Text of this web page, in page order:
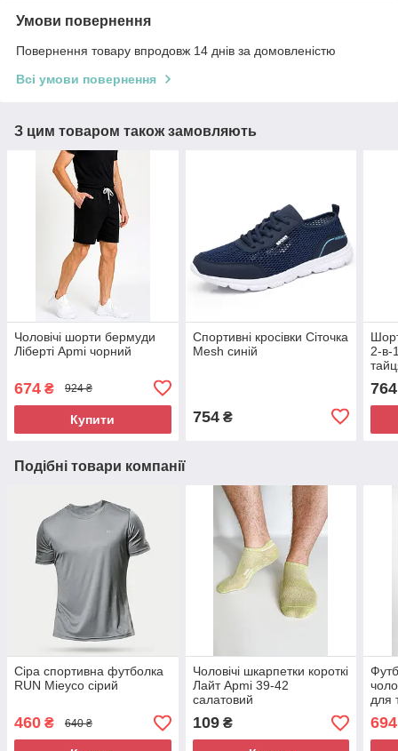
Умови повернення
Повернення товару впродовж 14 днів за домовленістю
Всі умови повернення
З цим товаром також замовляють
Чоловічі шорти бермуди
Ліберті Apmi чорний
674 ₴ 924 ₴
Купити
Спортивні кросівки Сіточка
Mesh синій
754₴
2-в-
764
Подібні товари компанії
Сіра спортивна футболка
RUN Mieyco сірий
460 ₴ 640 ₴
Чоловічі шкарпетки короткі
Лайт Apmi 39-42
салатовий
109₴
для
694